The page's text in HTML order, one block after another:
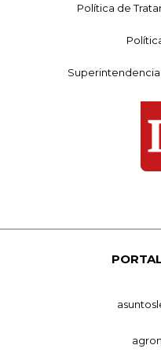
Política de